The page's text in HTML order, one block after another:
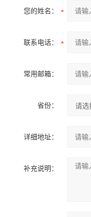
您的姓名：
联系电话：
常用邮箱：
省份：
详细地址：
补充说明：